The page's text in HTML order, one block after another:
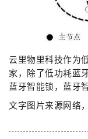
云里物里科技作为
家，除了低功耗蓝
蓝牙智能锁，蓝牙
文字图片来源网络